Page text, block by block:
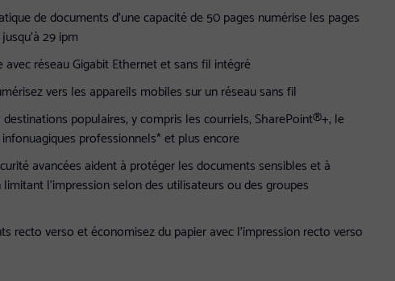
de documents d'une capacité de 50 pages numérise les pages
29 ipm
réseau Gigabit Ethernet et sans fil intégré
vers les appareils mobiles sur un réseau sans fil
populaires, y compris les courriels, SharePoint®+, le
professionnels* et plus encore
avancées aident à protéger les documents sensibles et à
l'impression selon des utilisateurs ou des groupes
recto verso et économisez du papier avec l'impression recto verso